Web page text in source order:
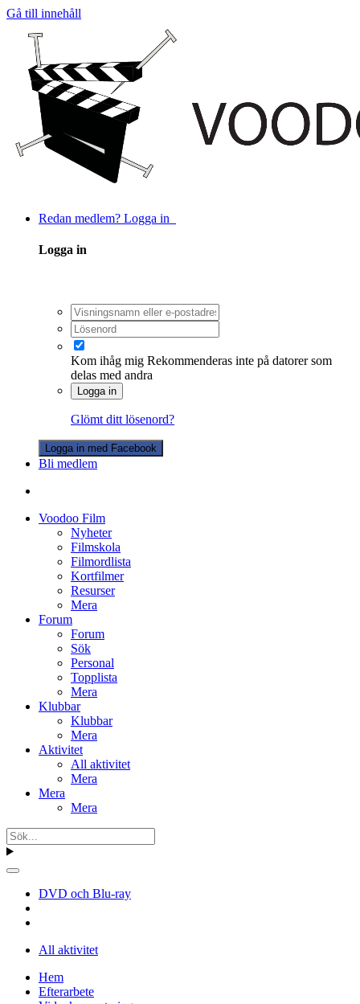
Gå till innehåll
Redan medlem? Logga in
Logga in
Kom ihåg mig Rekommenderas inte på datorer som
delas med andra
Logga in
Glömt ditt lösenord?
Logga in med Facebook
Bli medlem
Voodoo Film
Nyheter
Filmskola
Filmordlista
Kortfilmer
Resurser
Mera
Forum
Forum
Sök
Personal
Topplista
Mera
Klubbar
Klubbar
Mera
Aktivitet
All aktivitet
Mera
Mera
Mera
DVD och Blu-ray
All aktivitet
Hem
Efterarbete